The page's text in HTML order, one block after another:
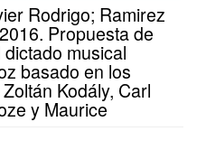
Rodrigo; Ramirez
Propuesta de
musical
basado en los
Kodály, Carl
y Maurice